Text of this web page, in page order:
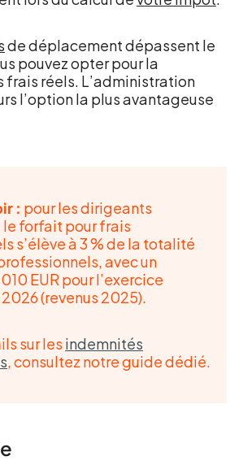
de déplacement dépassent le
pouvez opter pour la
réels. L’administration
l’option la plus avantageuse
: pour les dirigeants
le forfait pour frais
s’élève à 3 % de la totalité
avec un
EUR pour l’exercice
(revenus 2025).
sur les indemnités
, consultez notre guide dédié.